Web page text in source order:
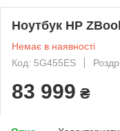
Ноутбук HP
Немає в наявності
Код: 5G455ES
83 999 ₴